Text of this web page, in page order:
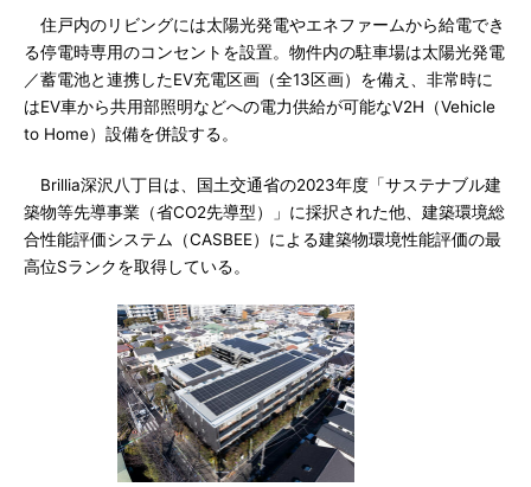
住戸内のリビングには太陽光発電やエネファームから給電でき
る停電時専用のコンセントを設置。物件内の駐車場は太陽光発電
／蓄電池と連携したEV充電区画（全13区画）を備え、非常時に
はEV車から共用部照明などへの電力供給が可能なV2H（Vehicle
to Home）設備を併設する。
Brillia深沢八丁目は、国土交通省の2023年度「サステナブル建
築物等先導事業（省CO2先導型）」に採択された他、建築環境総
合性能評価システム（CASBEE）による建築物環境性能評価の最
高位Sランクを取得している。